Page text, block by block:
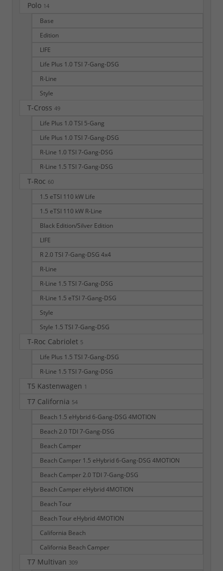
Polo 14
Base
Edition
LIFE
Life Plus 1.0 TSI 7-Gang-DSG
R-Line
Style
T-Cross 49
Life Plus 1.0 TSI 5-Gang
Life Plus 1.0 TSI 7-Gang-DSG
R-Line 1.0 TSI 7-Gang-DSG
R-Line 1.5 TSI 7-Gang-DSG
T-Roc 60
1.5 eTSI 110 kW Life
1.5 eTSI 110 kW R-Line
Black Edition/Silver Edition
LIFE
R 2.0 TSI 7-Gang-DSG 4x4
R-Line
R-Line 1.5 TSI 7-Gang-DSG
R-Line 1.5 eTSI 7-Gang-DSG
Style
Style 1.5 TSI 7-Gang-DSG
T-Roc Cabriolet 5
Life Plus 1.5 TSI 7-Gang-DSG
R-Line 1.5 TSI 7-Gang-DSG
T5 Kastenwagen 1
T7 California 54
Beach 1.5 eHybrid 6-Gang-DSG 4MOTION
Beach 2.0 TDI 7-Gang-DSG
Beach Camper
Beach Camper 1.5 eHybrid 6-Gang-DSG 4MOTION
Beach Camper 2.0 TDI 7-Gang-DSG
Beach Camper eHybrid 4MOTION
Beach Tour
Beach Tour eHybrid 4MOTION
California Beach
California Beach Camper
T7 Multivan 309